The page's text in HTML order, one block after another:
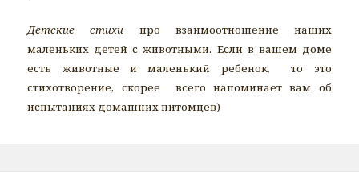
Детские стихи про взаимоотношение наших
маленьких детей с животными. Если в вашем доме
есть животные и маленький ребенок, то это
стихотворение, скорее всего напоминает вам об
испытаниях домашних питомцев)